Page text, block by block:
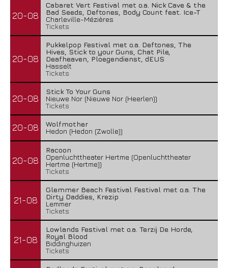
20-08
Cabaret Vert Festival met o.a. Nick Cave & the
Bad Seeds, Deftones, Body Count feat. Ice-T
Charleville-Mézières
Tickets
20-08
Pukkelpop Festival met o.a. Deftones, The
Hives, Stick to your Guns, Chat Pile,
Deafheaven, Ploegendienst, dEUS
Hasselt
Tickets
20-08
Stick To Your Guns
Nieuwe Nor (Nieuwe Nor (Heerlen))
Tickets
20-08
Wolfmother
Hedon (Hedon (Zwolle))
20-08
Racoon
Openluchttheater Hertme (Openluchttheater
Hertme (Hertme))
Tickets
21-08
Glemmer Beach Festival Festival met o.a. The
Dirty Daddies, Krezip
Lemmer
Tickets
21-08
Lowlands Festival met o.a. Terzij De Horde,
Royal Blood
Biddinghuizen
Tickets